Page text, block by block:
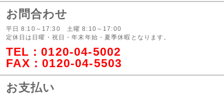
お問合わせ
平日 8:10～17:30 土曜 8:10～17:00
定休日は日曜・祝日・年末年始・夏季休暇となります。
TEL： 0120-04-5002
FAX：0120-04-5503
お支払い